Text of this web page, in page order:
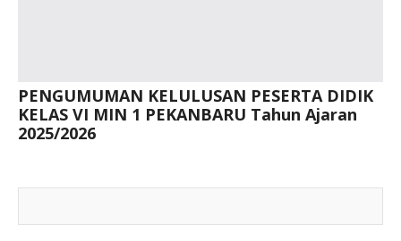
PENGUMUMAN KELULUSAN PESERTA DIDIK
KELAS VI MIN 1 PEKANBARU Tahun Ajaran
2025/2026